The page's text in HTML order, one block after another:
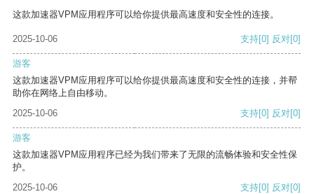
这款加速器VPM应用程序可以给你提供最高速度和安全性的连接。
2025-10-06 支持[0] 反对[0]
游客
这款加速器VPM应用程序可以给你提供最高速度和安全性的连接，并帮
助你在网络上自由移动。
2025-10-06
支持[0] 反对[0]
游客
这款加速器VPM应用程序已经为我们带来了无限的流畅体验和安全性保
护。
2025-10-06
支持[0] 反对[0]